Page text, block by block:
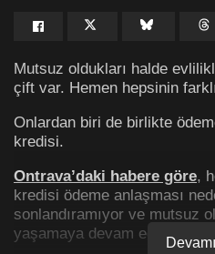
Mutsuz oldukları halde
çift var. Hemen hepsinin
Onlardan biri de birlikte
kredisi.
Ontrava’daki habere göre,
kredisi ödeme anlaşması
sonlandıramıyor ve mutsuz
yaşamaya devam ediyor.